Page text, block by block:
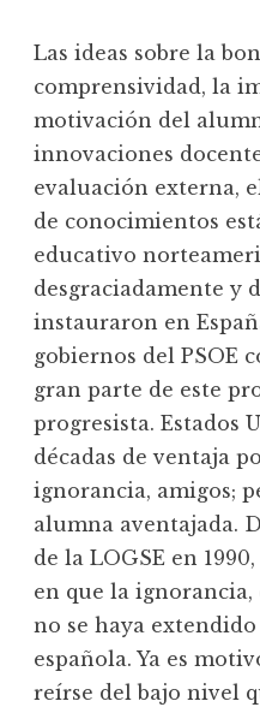
Las ideas sobre la
comprensividad, la
motivación del
innovaciones
evaluación externa,
de conocimientos
educativo
desgraciadamente y
instauraron en
gobiernos del PSOE
gran parte de este
progresista. Estados
décadas de ventaja
ignorancia, amigos;
alumna aventajada.
de la LOGSE en
en que la ignorancia,
no se haya
española. Ya es
reírse del bajo nivel